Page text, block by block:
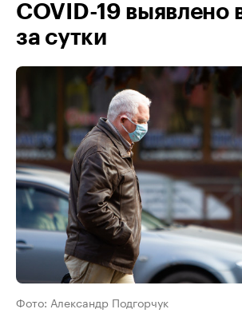
COVID-19 выявлено
за сутки
Фото: Александр Подгорчук